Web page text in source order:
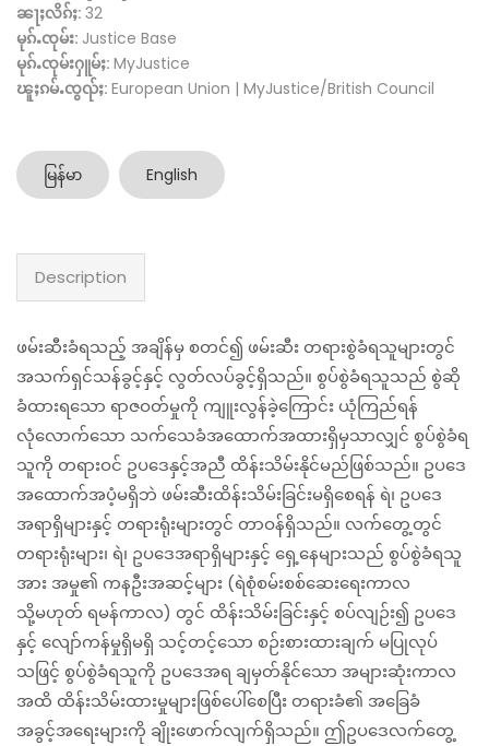
ၼႃႈလိၵ်ႈ: 32
မုၵ်ႉၸုမ်း: Justice Base
မုၵ်ႉၸုမ်းႁူမ်ႈ: MyJustice
ၽူႈၵမ်ႉၸွၺ်ႈ: European Union | MyJustice/British Council
မြန်မာ English
Description
ဖမ်းဆီးခံရသည့် အချိန်မှ စတင်၍ ဖမ်းဆီး တရားစွဲခံရသူများတွင်
အသက်ရှင်သန်ခွင့်နှင့် လွတ်လပ်ခွင့်ရှိသည်။ စွပ်စွဲခံရသူသည် စွဲဆို
ခံထားရသော ရာဇဝတ်မှုကို ကျူးလွန်ခဲ့ကြောင်း ယုံကြည်ရန်
လုံလောက်သော သက်သေခံအထောက်အထားရှိမှသာလျှင် စွပ်စွဲခံရ
သူကို တရားဝင် ဥပဒေနှင့်အညီ ထိန်းသိမ်းနိုင်မည်ဖြစ်သည်။ ဥပဒေ
အထောက်အပံ့မရှိဘဲ ဖမ်းဆီးထိန်းသိမ်းခြင်းမရှိစေရန် ရဲ၊ ဥပဒေ
အရာရှိများနှင့် တရားရုံးများတွင် တာဝန်ရှိသည်။ လက်တွေ့တွင်
တရားရုံးများ၊ ရဲ၊ ဥပဒေအရာရှိများနှင့် ရှေ့နေများသည် စွပ်စွဲခံရသူ
အား အမှု၏ ကနဦးအဆင့်များ (ရဲစုံစမ်းစစ်ဆေးရေးကာလ
သို့မဟုတ် ရမန်ကာလ) တွင် ထိန်းသိမ်းခြင်းနှင့် စပ်လျဉ်း၍ ဥပဒေ
နှင့် လျော်ကန်မှုရှိမရှိ သင့်တင့်သော စဉ်းစားထားချက် မပြုလုပ်
သဖြင့် စွပ်စွဲခံရသူကို ဥပဒေအရ ချမှတ်နိုင်သော အများဆုံးကာလ
အထိ ထိန်းသိမ်းထားမှုများဖြစ်‌ပေါ်စေပြီး တရားခံ၏ အခြေခံ
အခွင့်အရေးများကို ချိုးဖောက်လျက်ရှိသည်။ ဤဥပဒေလက်တွေ့